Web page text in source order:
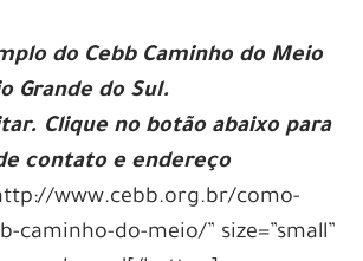
do Cebb Caminho do Meio
Grande do Sul.
Clique no botão abaixo para
contato e endereço
www.cebb.org.br/como-
caminho-do-meio/” size=”small”